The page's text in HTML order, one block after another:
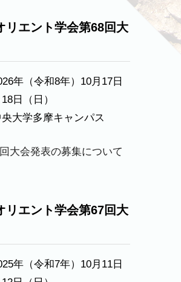
リエント学会第68回大
年（令和8年）10月17日
日（日）
大学多摩キャンパス
大会発表の募集について
リエント学会第67回大
年（令和7年）10月11日